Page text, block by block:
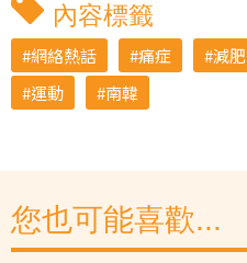
內容標籤
網絡熱話 痛症 減肥
運動
南韓
您也可能喜歡...